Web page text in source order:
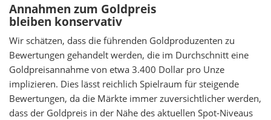
Annahmen zum Goldpreis
bleiben konservativ
Wir schätzen, dass die führenden Goldproduzenten zu
Bewertungen gehandelt werden, die im Durchschnitt eine
Goldpreisannahme von etwa 3.400 Dollar pro Unze
implizieren. Dies lässt reichlich Spielraum für steigende
Bewertungen, da die Märkte immer zuversichtlicher werden,
dass der Goldpreis in der Nähe des aktuellen Spot-Niveaus